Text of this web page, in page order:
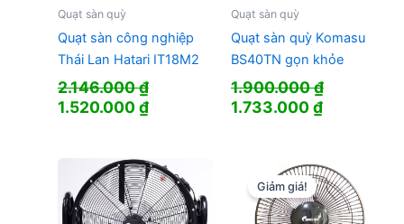
Quạt sàn quỳ
Quạt sàn công nghiệp
Thái Lan Hatari IT18M2
2.146.000₫
Giá
2.146.000 ₫.
1.520.000₫Giá
là:
1.520.000 ₫.
Quạt sàn quỳ
Quạt sàn quỳ Komasu
BS40TN gọn khỏe
1.900.000₫
Giá
1.900.000 ₫.
1.733.000₫Giá
là:
1.733.000
Giảm giá!